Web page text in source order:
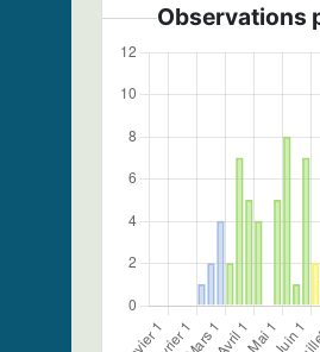
Observations